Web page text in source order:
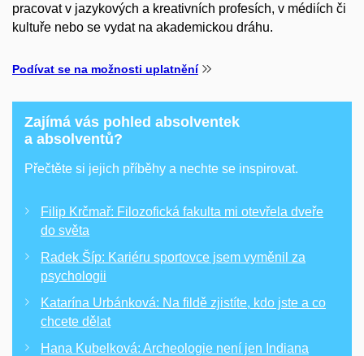
pracovat v jazykových a kreativních profesích, v médiích či
kultuře nebo se vydat na akademickou dráhu.
Podívat se na možnosti uplatnění
Zajímá vás pohled absolventek
a absolventů?
Přečtěte si jejich příběhy a nechte se inspirovat.
Filip Krčmař: Filozofická fakulta mi otevřela dveře
do světa
Radek Šíp: Kariéru sportovce jsem vyměnil za
psychologii
Katarína Urbánková: Na fildě zjistíte, kdo jste a co
chcete dělat
Hana Kubelková: Archeologie není jen Indiana